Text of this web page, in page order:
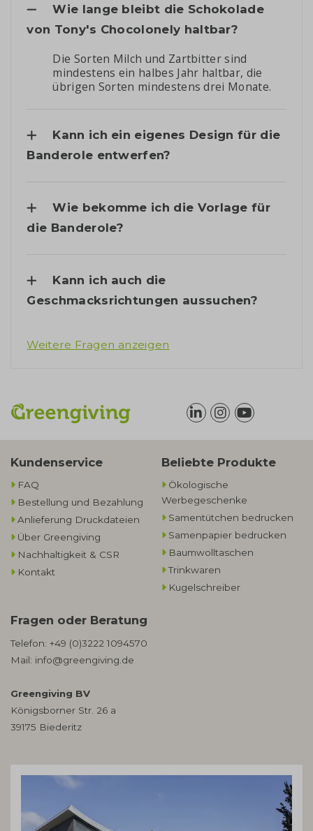
Wie lange bleibt die Schokolade
von Tony's Chocolonely haltbar?
Die Sorten Milch und Zartbitter sind
mindestens ein halbes Jahr haltbar, die
übrigen Sorten mindestens drei Monate.
Kann ich ein eigenes Design für die
Banderole entwerfen?
Wie bekomme ich die Vorlage für
die Banderole?
Kann ich auch die
Geschmacksrichtungen aussuchen?
Weitere Fragen anzeigen
Kundenservice
FAQ
Bestellung und Bezahlung
Anlieferung Druckdateien
Über Greengiving
Nachhaltigkeit & CSR
Kontakt
Beliebte Produkte
Ökologische
Werbegeschenke​
Samentütchen bedrucken
Samenpapier bedrucken
Baumwolltaschen​
Trinkwaren
Kugelschreiber
Fragen oder Beratung
Telefon: +49 (0)3222 1094570
Mail: info@greengiving.de
Greengiving BV
Königsborner Str. 26 a
39175 Biederitz